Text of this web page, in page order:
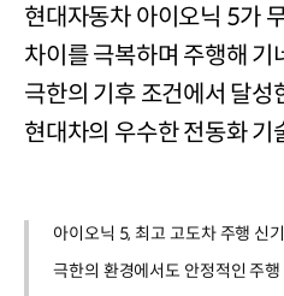
현대자동차 아이오닉 5가
차이를 극복하며 주행해 기
극한의 기후 조건에서 달성
현대차의 우수한 전동화 기
아이오닉 5, 최고 고도차 주행 신
극한의 환경에서도 안정적인 주